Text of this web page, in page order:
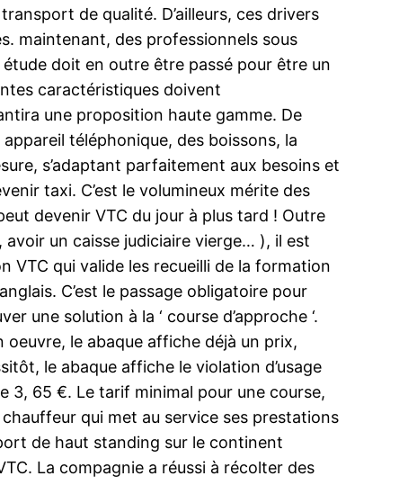
de qualité. D’ailleurs, ces drivers
maintenant, des professionnels sous
doit en outre être passé pour être un
caractéristiques doivent
une proposition haute gamme. De
téléphonique, des boissons, la
s’adaptant parfaitement aux besoins et
taxi. C’est le volumineux mérite des
devenir VTC du jour à plus tard ! Outre
avoir un caisse judiciaire vierge… ), il est
VTC qui valide les recueilli de la formation
C’est le passage obligatoire pour
une solution à la ‘ course d’approche ‘.
oeuvre, le abaque affiche déjà un prix,
le abaque affiche le violation d’usage
3, 65 €. Le tarif minimal pour une course,
qui met au service ses prestations
de haut standing sur le continent
La compagnie a réussi à récolter des